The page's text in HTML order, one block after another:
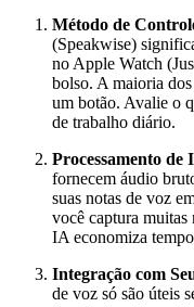
Método de
(Speakwise)
no Apple Watch
bolso. A maioria
um botão. Avalie o
de trabalho diário.
Processamento
fornecem áudio
suas notas de voz
você captura muitas
IA economiza
Integração com
de voz só são úteis